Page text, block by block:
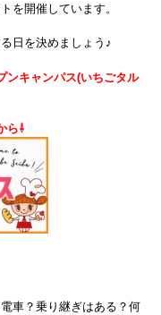
を開催しています。
日を決めましょう♪
ンキャンパス(いちごタル
ら⇩
車？乗り継ぎはある？何